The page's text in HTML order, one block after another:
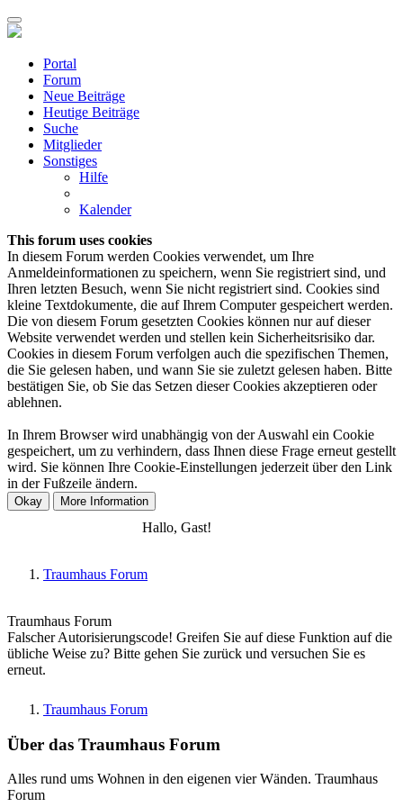
Portal
Forum
Neue Beiträge
Heutige Beiträge
Suche
Mitglieder
Sonstiges
Hilfe
Kalender
This forum uses cookies
In diesem Forum werden Cookies verwendet, um Ihre
Anmeldeinformationen zu speichern, wenn Sie registriert sind, und
Ihren letzten Besuch, wenn Sie nicht registriert sind. Cookies sind
kleine Textdokumente, die auf Ihrem Computer gespeichert werden.
Die von diesem Forum gesetzten Cookies können nur auf dieser
Website verwendet werden und stellen kein Sicherheitsrisiko dar.
Cookies in diesem Forum verfolgen auch die spezifischen Themen,
die Sie gelesen haben, und wann Sie sie zuletzt gelesen haben. Bitte
bestätigen Sie, ob Sie das Setzen dieser Cookies akzeptieren oder
ablehnen.
In Ihrem Browser wird unabhängig von der Auswahl ein Cookie
gespeichert, um zu verhindern, dass Ihnen diese Frage erneut gestellt
wird. Sie können Ihre Cookie-Einstellungen jederzeit über den Link
in der Fußzeile ändern.
Hallo, Gast!
Traumhaus Forum
Traumhaus Forum
Falscher Autorisierungscode! Greifen Sie auf diese Funktion auf die
übliche Weise zu? Bitte gehen Sie zurück und versuchen Sie es
erneut.
Traumhaus Forum
Über das Traumhaus Forum
Alles rund ums Wohnen in den eigenen vier Wänden. Traumhaus
Forum